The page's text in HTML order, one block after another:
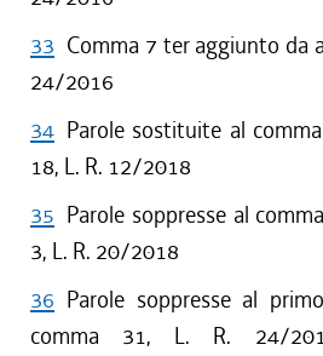
33 Comma 7 ter aggiunto da
24/2016
34 Parole sostituite al
18, L. R. 12/2018
35 Parole soppresse al
3, L. R. 20/2018
36 Parole soppresse al
comma 31, L. R. 24/